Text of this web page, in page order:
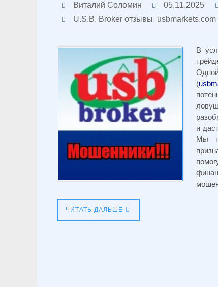
Виталий Соломин 05.11.2025
U.S.B. Broker отзывы,
В
(
и
Мы
ЧИТАТЬ ДАЛЬШЕ